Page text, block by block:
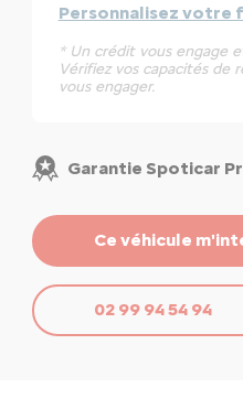
Personnalisez votre
* Un crédit vous engage
Vérifiez vos capacités de
vous engager.
Garantie Spoticar
Ce véhicule
02 99 94 54 94